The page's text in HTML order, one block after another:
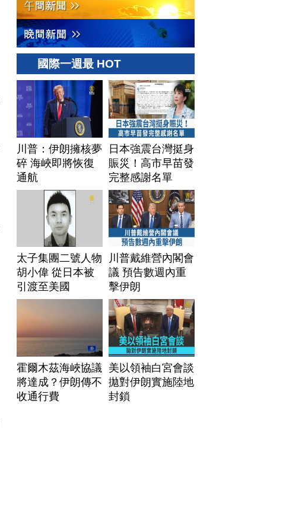
國際一週最 HOT
川普：伊朗擁核夢
碎 海峽即將恢復
通航
日本強震台灣挺身
賑災！高市早苗發
完整感謝名單
太子集團二號人物
胡小偉 從日本被
引渡至美國
川普戴維營內閣會
議 預告數週內重
擊伊朗
霍爾木茲海峽協議
將達成？伊朗傳不
收通行費
美以領袖白宮會談
拋對伊朗實施陸地
封鎖